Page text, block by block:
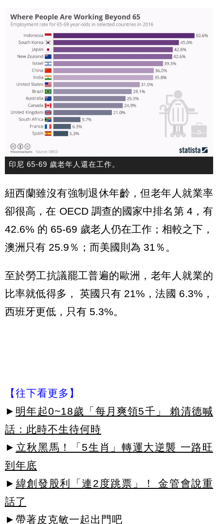
印尼 65-69 歲老年人還在工作。
紐西蘭雖沒有強制退休年齡，但老年人就業率
卻很高，在 OECD 調查的國家中排名第 4，有
42.6% 的 65-69 歲老人仍在工作；相較之下，
澳洲只有 25.9％；而美國則為 31％。
至於勞工抗議罷工普遍的歐洲，老年人就業的
比率就低得多， 英國只有 21%，法國 6.3%，
西班牙更低，只有 5.3%。
【往下看更多】
► 明年起0~18歲「每月爽領5千」 賴清德喊
話：此時不生待何時
► 立秋黑馬！「5生肖」轉運大逆襲 一路旺
到年底
► 緯創發股利「連2度跳票」！ 金管會說重
話了
►帶著皮克敏一起出門吧